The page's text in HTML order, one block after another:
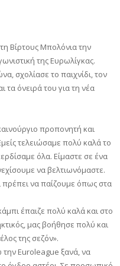
Βίρτους Μπολόνια την
της Ευρωλίγκας.
σχολίασε το παιχνίδι, τον
τα όνειρά του για τη νέα
προπονητή και
τελειώσαμε πολύ καλά το
όλα. Είμαστε σε ένα
να βελτιωνόμαστε.
πρέπει να παίζουμε όπως στα
έπαιζε πολύ καλά και στο
μας βοήθησε πολύ και
της σεζόν».
την Εuroleague ξανά, να